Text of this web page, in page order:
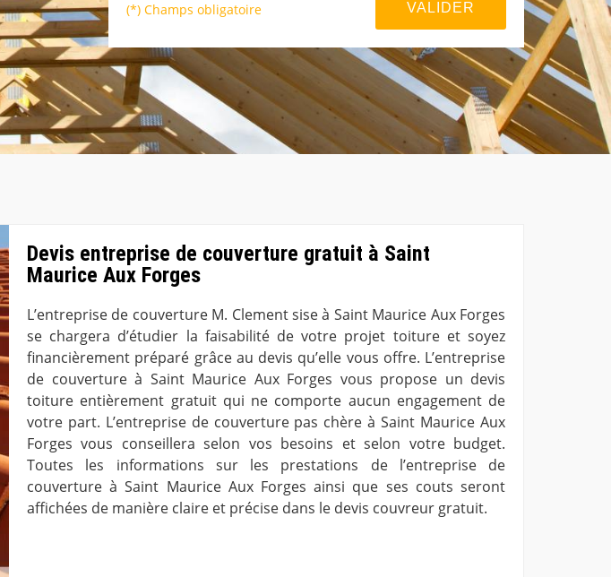
(*) Champs obligatoire
Devis entreprise de couverture gratuit à Saint
Maurice Aux Forges
L’entreprise de couverture M. Clement sise à Saint Maurice Aux Forges
se chargera d’étudier la faisabilité de votre projet toiture et soyez
financièrement préparé grâce au devis qu’elle vous offre. L’entreprise
de couverture à Saint Maurice Aux Forges vous propose un devis
toiture entièrement gratuit qui ne comporte aucun engagement de
votre part. L’entreprise de couverture pas chère à Saint Maurice Aux
Forges vous conseillera selon vos besoins et selon votre budget.
Toutes les informations sur les prestations de l’entreprise de
couverture à Saint Maurice Aux Forges ainsi que ses couts seront
affichées de manière claire et précise dans le devis couvreur gratuit.